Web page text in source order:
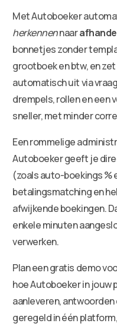
Met Autoboeker
herkennennaar
bonnetjes zonder
grootboek en btw, en
automatisch uit via
drempels, rollen en een
sneller, met minder
Een rommelige
Autoboeker geeft je
(zoals auto-boekings %
betalingsmatching en
afwijkende boekingen.
enkele minuten
verwerken.
Plan een gratis demo
hoe Autoboeker in jouw
aanleveren,
geregeld in één